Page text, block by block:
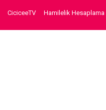
CiciceeTV Hamilelik Hesaplama